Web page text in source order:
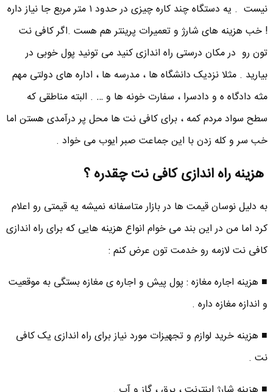
نیست . یه دستگاه چند کاره چیزی در حدود ۱ متر مربع جا نیاز داره
! خب هزینه های شارژ و تعمیرات پرینتر هم هست .اگر کافی نت
تون رو در مکان درستی راه اندازی کنید می تونید پول خوبی در
بیارید . مثلا نزدیک دانشگاه ها ، مدرسه ها ، اداره های دولتی مهم
مثه دادگاه ه و دادسرا ، سفارت خونه ها و … . البته مناطقی که
سطح سواد مردم کمه ، برای کافی نت ها محل پر درآمدی هستن اما
خب سر و کله زدن با این جماعت صبر ایوب می خواد .
هزینه راه اندازی کافی نت چقدره ؟
به دلیل نوسان قیمت ها در بازار متاسفانه نمیشه یه قیمتی رو اعلام
کرد اما من در این بند می خوام انواع هزینه هایی که برای راه اندازی
کافی نت لازمه رو خدمت تون عرض کنم :
■ هزینه اجاره مغازه : پول پیش و اجاره ی مغازه بستگی به موقعیت
و اندازه مغازه داره .
■ هزینه خرید لوازم و تجهیزات مورد نیاز برای راه اندازی یک کافی
نت .